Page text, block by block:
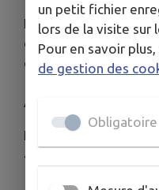
Le Conservatoire
de Loire organise
causse du Berry,
Auron.
Entrée gratuite et
48-83-00-28.
un petit fichier
lors de la visite sur
Pour en savoir
de gestion des
Obligatoire